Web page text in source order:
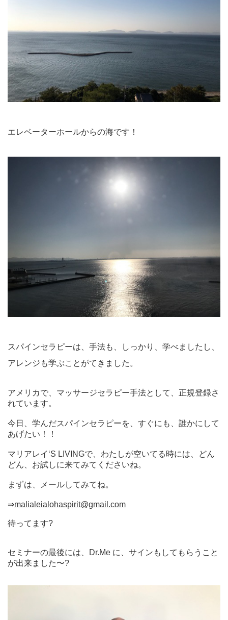
エレベーターホールからの海です！
スパインセラピーは、手法も、しっかり、学べましたし、
アレンジも学ぶことがてきました。
アメリカで、マッサージセラピー手法として、正規登録さ
れています。
今日、学んだスパインセラピーを、すぐにも、誰かにして
あげたい！！
マリアレイʻS LIVINGで、わたしが空いてる時には、どん
どん、お試しに来てみてくださいね。
まずは、メールしてみてね。
⇒malialeialohaspirit@gmail.com
待ってます?
セミナーの最後には、Dr.Me に、サインもしてもらうこと
が出来ました〜?